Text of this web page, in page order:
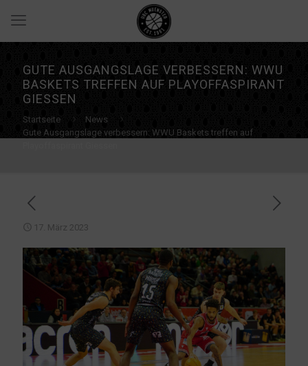
GUTE AUSGANGSLAGE VERBESSERN: WWU
BASKETS TREFFEN AUF PLAYOFFASPIRANT
GIESSEN
Startseite
News
Gute Ausgangslage verbessern: WWU Baskets treffen auf
17. März 2023